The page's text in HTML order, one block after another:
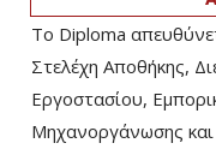
Το Diploma
Στελέχη Αποθήκης,
Εργοστασίου,
Μηχανοργάνωσης και